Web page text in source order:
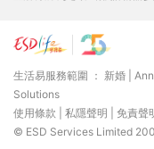
生活易服務範圍 ： 新婚
Solutions
使用條款
私隱聲明 免責聲
© ESD Services Limited